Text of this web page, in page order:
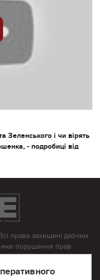
Зеленського і чи вірять
- подробиці від
права захищені діючим
яке порушення прав
Будь-яке відтворення
дозволу редакції.